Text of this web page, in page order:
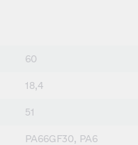
60
18,4
51
PA66GF30, PA6